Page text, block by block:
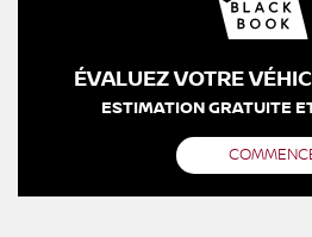
ÉVALUEZ VOTRE
ESTIMATION GRATUITE